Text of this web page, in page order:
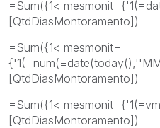
=Sum({1<
[QtdDiasMontoramento])
=Sum({1< mesmonit=
[QtdDiasMontoramento])
=Sum({1<
[QtdDiasMontoramento])